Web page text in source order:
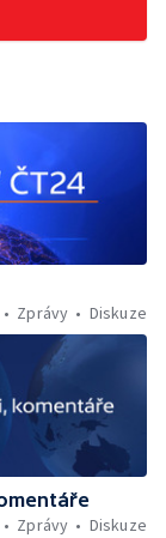
Zprávy Diskuze
Zprávy Diskuze